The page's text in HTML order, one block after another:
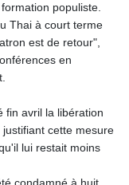
populiste.
Thai à court terme
est de retour",
en
fin avril la libération
cette mesure
lui restait moins